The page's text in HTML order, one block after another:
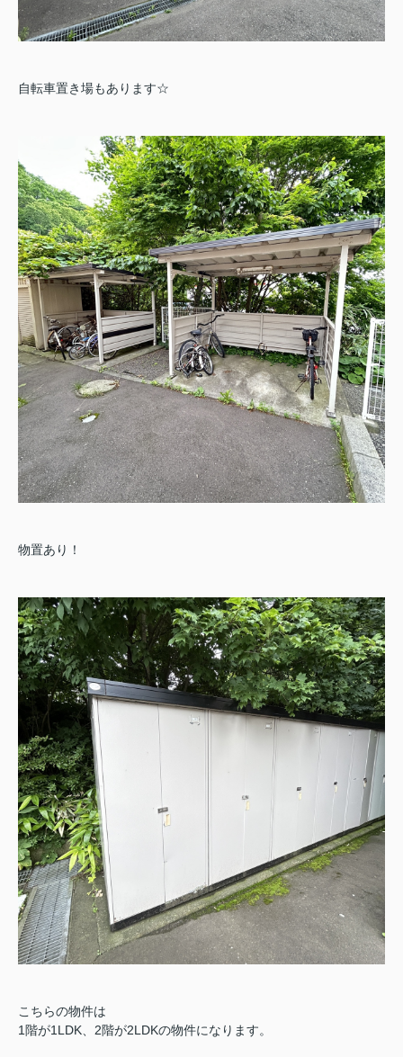
自転車置き場もあります☆
物置あり！
こちらの物件は
1階が1LDK、2階が2LDKの物件になります。